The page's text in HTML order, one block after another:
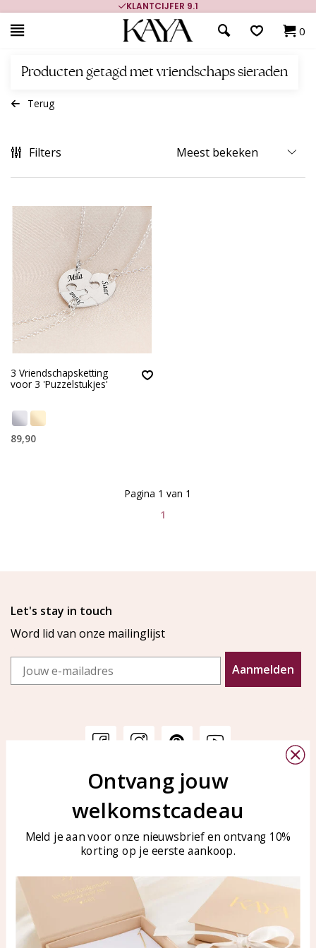
KLANTCIJFER 9.1
0
Producten getagd met vriendschaps sieraden
Terug
Filters
3 Vriendschapsketting
voor 3 'Puzzelstukjes'
89,90
1
Pagina 1 van 1
Let's stay in touch
Word lid van onze mailinglijst
Email
Aanmelden
Veelgestelde vragen
Sieraden onderhouden
KAYA Sieraden
Bellen of WhatsApp Ma-Vr
Tel: 0850003187
WhatsApp: 0850003187
klantenservice@kayasierade
Ontvang jouw
welkomstcadeau
Meld je aan voor onze nieuwsbrief en ontvang 10%
korting op je eerste aankoop.